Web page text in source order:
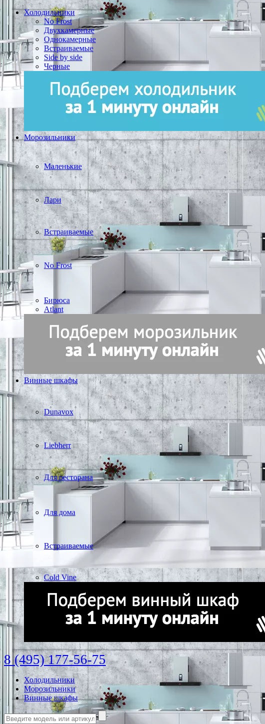
Холодильники
No Frost
Двухкамерные
Однокамерные
Встраиваемые
Side by side
Черные
Морозильники
Маленькие
Лари
Встраиваемые
No Frost
Бирюса
Atlant
Винные шкафы
Dunavox
Liebherr
Для ресторана
Для дома
Встраиваемые
Cold Vine
8 (495) 177-56-75
Холодильники
Морозильники
Винные шкафы